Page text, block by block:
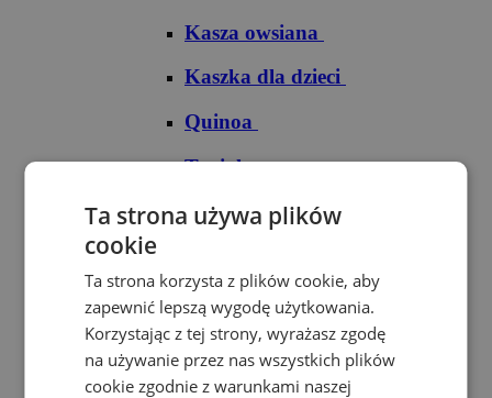
Kasza owsiana
Kaszka dla dzieci
Quinoa
Tapioka
Ryże
Ryż basmati
Ryż biały
Ryż brązowy
Ta strona używa plików
cookie
Ta strona korzysta z plików cookie, aby
zapewnić lepszą wygodę użytkowania.
Korzystając z tej strony, wyrażasz zgodę
na używanie przez nas wszystkich plików
cookie zgodnie z warunkami naszej